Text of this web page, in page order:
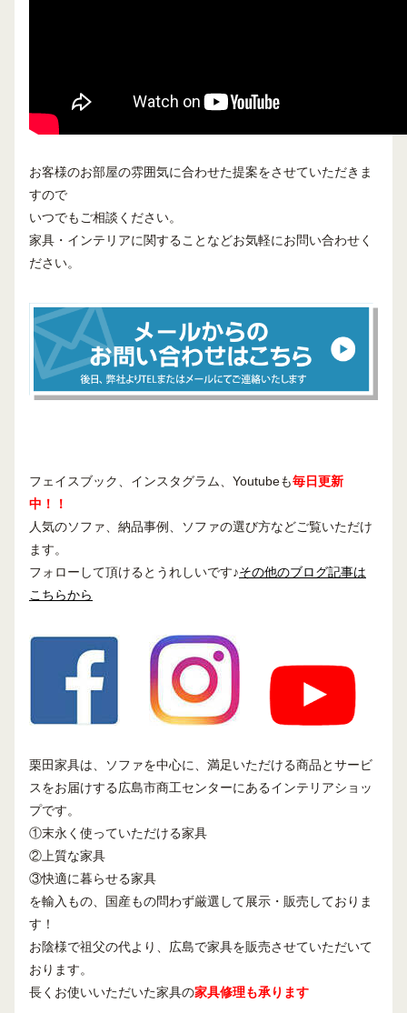
お客様のお部屋の雰囲気に合わせた提案をさせていただきま
すので
いつでもご相談ください。
家具・インテリアに関することなどお気軽にお問い合わせく
ださい。
フェイスブック、インスタグラム、Youtubeも毎日更新
中！！
人気のソファ、納品事例、ソファの選び方などご覧いただけ
ます。
フォローして頂けるとうれしいです♪その他のブログ記事は
こちらから
栗田家具は、ソファを中心に、満足いただける商品とサービ
スをお届けする広島市商工センターにあるインテリアショッ
プです。
①末永く使っていただける家具
②上質な家具
③快適に暮らせる家具
を輸入もの、国産もの問わず厳選して展示・販売しておりま
す！
お陰様で祖父の代より、広島で家具を販売させていただいて
おります。
長くお使いいただいた家具の家具修理も承ります